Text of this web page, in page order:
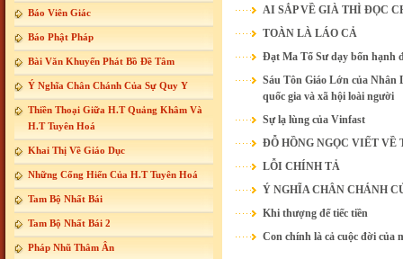
Báo Viên Giác
Báo Phật Pháp
Bài Văn Khuyến Phát Bồ Đề Tâm
Ý Nghĩa Chân Chánh Của Sự Quy Y
Thiền Thoại Giữa H.T Quảng Khâm Và
H.T Tuyên Hoá
Khai Thị Về Giáo Dục
Những Cống Hiến Của H.T Tuyên Hoá
Tam Bộ Nhất Bái
Tam Bộ Nhất Bái 2
Pháp Nhũ Thâm Ân
AI SẮP VỀ GIÀ THÌ ĐỌC
TOÀN LÀ LÁO CẢ
Đạt Ma Tổ Sư dạy bốn hạnh
Sáu Tôn Giáo Lớn của
quốc gia và xã hội loài người
Sự lạ lùng của Vinfast
ĐỖ HỒNG NGỌC VIẾT VỀ
LỖI CHÍNH TẢ
Ý NGHĨA CHÂN CHÁNH
Khi thượng đế tiếc tiền
Con chính là cả cuộc đời của